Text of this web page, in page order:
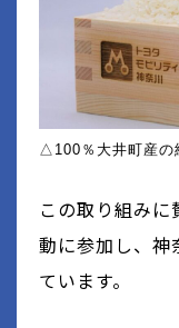
△100％大井町産の
この取り組みに
動に参加し、神
ています。